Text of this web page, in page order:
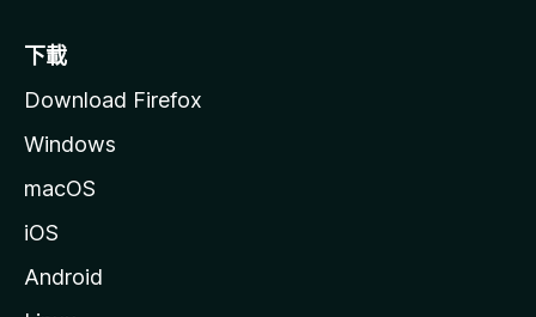
下載
Download Firefox
Windows
macOS
iOS
Android